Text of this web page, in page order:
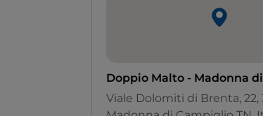
Doppio Malto - Madonna
Viale Dolomiti di Brenta, 22,